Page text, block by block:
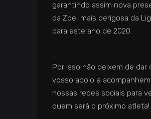
garantindo assim nova
da Zoe, mais perigosa da
para este ano de 2020.
Por isso não deixem de dar
vosso apoio e
nossas redes sociais para
quem será o próximo atleta!